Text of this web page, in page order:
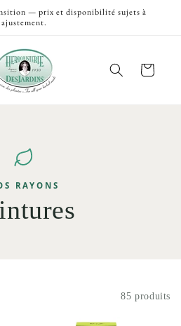
— prix et disponibilité sujets à
ajustement.
Panier
RAYONS
85 produits